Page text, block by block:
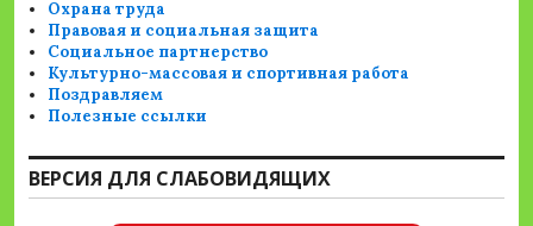
Охрана труда
Правовая и социальная защита
Социальное партнерство
Культурно-массовая и спортивная работа
Поздравляем
Полезные ссылки
ВЕРСИЯ ДЛЯ СЛАБОВИДЯЩИХ